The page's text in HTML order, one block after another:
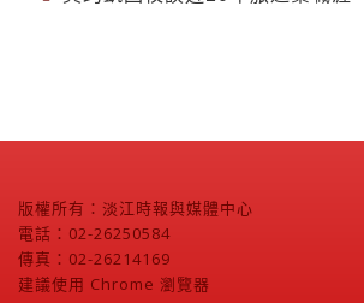
電話：02-26250584
傳真：02-26214169
建議使用 Chrome 瀏覽器
個資相關問題請洽受理窗口，分機2799